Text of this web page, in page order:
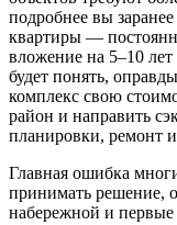
подробнее вы
квартиры —
вложение на 5–10
будет понять,
комплекс свою
район и направить
планировки, ремонт
Главная ошибка
принимать решение,
набережной и первые